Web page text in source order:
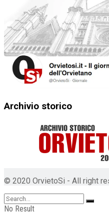
Archivio storico
© 2020 OrvietoSi - All right
No Result